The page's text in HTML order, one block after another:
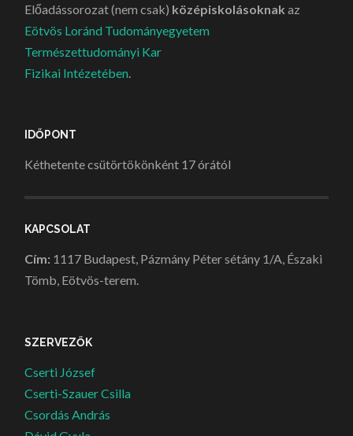
Előadássorozat (nem csak) középiskolásoknak az
Eötvös Loránd Tudományegyetem
Természettudományi Kar
Fizikai Intézetében.
IDŐPONT
Kéthetente csütörtökönként 17 órától
KAPCSOLAT
Cím: 1117 Budapest, Pázmány Péter sétány 1/A, Északi
Tömb, Eötvös-terem.
SZERVEZŐK
Cserti József
Cserti-Szauer Csilla
Csordás András